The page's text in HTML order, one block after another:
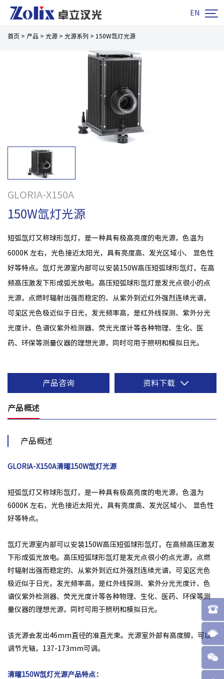
EN 
首页 > 产品 > 光源 > 光源系列 > 150W氙灯光源
GLORIA-X150A
150W氙灯光源
短弧氙灯又称球形氙灯，是一种具有极高亮度的电光源，色温为
6000K 左右，光色接近太阳光，具有亮度高、发光区域小、 显色性
好等特点。氙灯光源室内部可以安装150W高压短弧球形氙灯，在高
频高压激发下形成弧光放电。高压短弧球形氙灯是发光点很小的点
光源，点燃时辐射出强而稳定的、从紫外到近红外强烈连续光谱，
可见区光色极近似于日光，发光频率高，是红外线探测、紫外分光
光度计、色谱仪紫外检测器、荧光光度计等各种物理、生化、医
药、环保等测量仪器的理想光源，同时可用于照明和模拟日光。
产品咨询 资料下载
产品概述
产品概述
GLORIA-X150A清曜150W氙灯光源
短弧氙灯又称球形氙灯，是一种具有极高亮度的电光源，色温为
6000K 左右，光色接近太阳光，具有亮度高、发光区域小、 显色性
好等特点。
氙灯光源室内部可以安装150W高压短弧球形氙灯，在高频高压激发
下形成弧光放电。高压短弧球形氙灯是发光点很小的点光源，点燃
时辐射出强而稳定的、从紫外到近红外强烈连续光谱，可见区光色
极近似于日光，发光频率高，是红外线探测、紫外分光光度计、色
谱仪紫外检测器、荧光光度计等各种物理、生化、医药、环保等测
量仪器的理想光源，同时可用于照明和模拟日光。
该光源会发出46mm直径的准直光束。光源室外部有高度脚，可以
调节光轴，137-173mm可调。
清曜150W氙灯光源产品特点：